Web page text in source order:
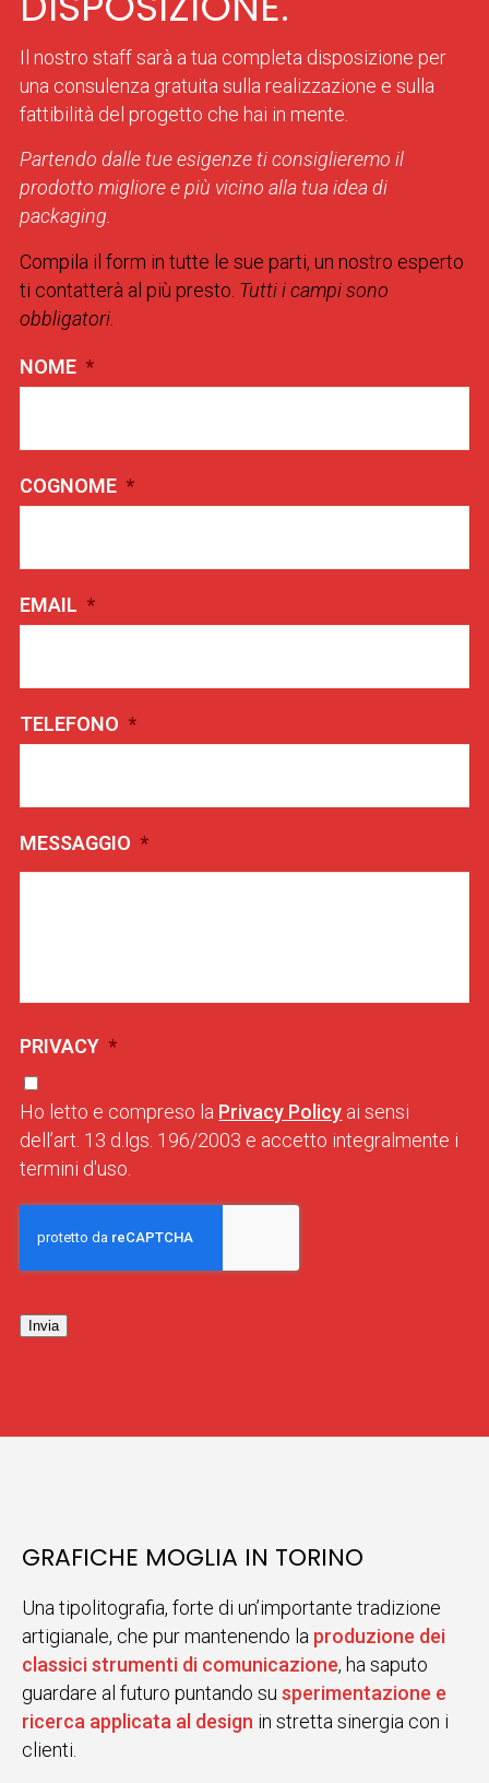
Il nostro staff sarà a tua completa disposizione per
una consulenza gratuita sulla realizzazione e sulla
fattibilità del progetto che hai in mente.
Partendo dalle tue esigenze ti consiglieremo il
prodotto migliore e più vicino alla tua idea di
packaging.
Compila il form in tutte le sue parti, un nostro esperto
ti contatterà al più presto. Tutti i campi sono
obbligatori.
NOME *
COGNOME *
EMAIL *
TELEFONO *
MESSAGGIO *
PRIVACY *
Ho letto e compreso la Privacy Policy ai sensi
dell’art. 13 d.lgs. 196/2003 e accetto integralmente i
termini d'uso.
Invia
GRAFICHE MOGLIA IN TORINO
Una tipolitografia, forte di un’importante tradizione
artigianale, che pur mantenendo la produzione dei
classici strumenti di comunicazione, ha saputo
guardare al futuro puntando su sperimentazione e
ricerca applicata al design in stretta sinergia con i
clienti.